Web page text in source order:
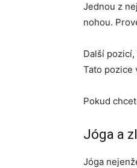
Jednou z
nohou.
Další
Tato pozice
Pokud
Jóga a
Jóga